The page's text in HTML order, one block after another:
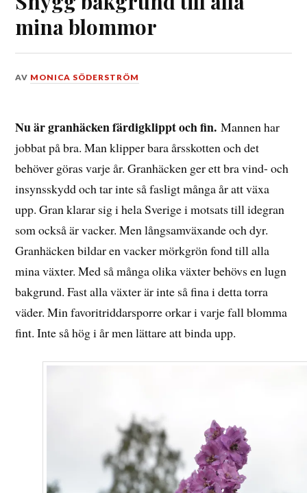
mina blommor
DEN
2018
AV MONICA SÖDERSTRÖM
Nu är granhäcken färdigklippt och fin. Mannen har
jobbat på bra. Man klipper bara årsskotten och det
behöver göras varje år. Granhäcken ger ett bra vind- och
insynsskydd och tar inte så fasligt många år att växa
upp. Gran klarar sig i hela Sverige i motsats till idegran
som också är vacker. Men långsamväxande och dyr.
Granhäcken bildar en vacker mörkgrön fond till alla
mina växter. Med så många olika växter behövs en lugn
bakgrund. Fast alla växter är inte så fina i detta torra
väder. Min favoritriddarsporre orkar i varje fall blomma
fint. Inte så hög i år men lättare att binda upp.